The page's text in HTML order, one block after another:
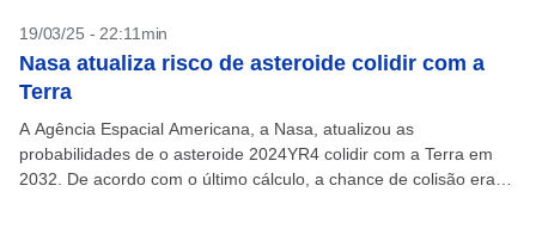
19/03/25 - 22:11min
Nasa atualiza risco de asteroide colidir com a
Terra
A Agência Espacial Americana, a Nasa, atualizou as
probabilidades de o asteroide 2024YR4 colidir com a Terra em
2032. De acordo com o último cálculo, a chance de colisão era